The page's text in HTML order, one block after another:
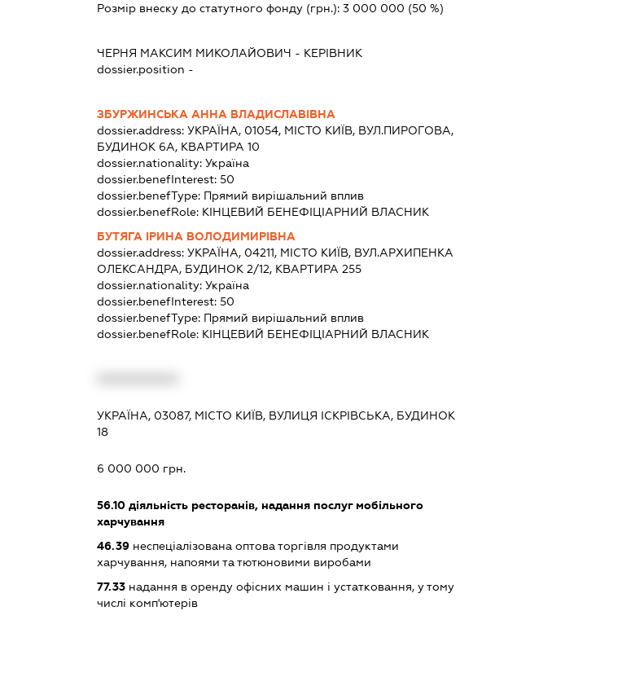
Розмір внеску до статутного фонду (грн.): 3 000 000 (50 %)
ЧЕРНЯ МАКСИМ МИКОЛАЙОВИЧ - КЕРІВНИК
dossier.position -
ЗБУРЖИНСЬКА АННА ВЛАДИСЛАВІВНА
dossier.address: УКРАЇНА, 01054, МІСТО КИЇВ, ВУЛ.ПИРОГОВА,
БУДИНОК 6А, КВАРТИРА 10
dossier.nationality: Україна
dossier.benefInterest: 50
dossier.benefType: Прямий вирішальний вплив
dossier.benefRole: КІНЦЕВИЙ БЕНЕФІЦІАРНИЙ ВЛАСНИК
БУТЯГА ІРИНА ВОЛОДИМИРІВНА
dossier.address: УКРАЇНА, 04211, МІСТО КИЇВ, ВУЛ.АРХИПЕНКА
ОЛЕКСАНДРА, БУДИНОК 2/12, КВАРТИРА 255
dossier.nationality: Україна
dossier.benefInterest: 50
dossier.benefType: Прямий вирішальний вплив
dossier.benefRole: КІНЦЕВИЙ БЕНЕФІЦІАРНИЙ ВЛАСНИК
УКРАЇНА, 03087, МІСТО КИЇВ, ВУЛИЦЯ ІСКРІВСЬКА, БУДИНОК
18
6 000 000 грн.
56.10діяльність ресторанів, надання послуг мобільного
харчування
46.39неспеціалізована оптова торгівля продуктами
харчування, напоями та тютюновими виробами
77.33надання в оренду офісних машин і устатковання, у тому
числі комп'ютерів